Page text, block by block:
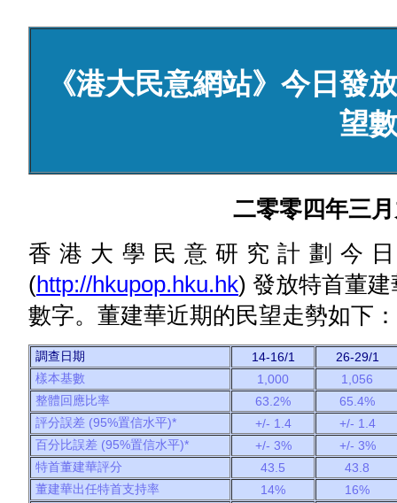
《港大民意網站》今日發
望
二零零四年三
香港大學民意研究計劃今
(http://hkupop.hku.hk) 發放特首董
數字。董建華近期的民望走勢如下：
調查日期 14-16/1
26-29/1
樣本基數
1,000
1,056
整體回應比率
63.2%
65.4%
評分誤差 (95%置信水平)*
+/- 1.4
+/- 1.4
百分比誤差 (95%置信水平)*
+/- 3%
+/- 3%
特首董建華評分
43.5
43.8
董建華出任特首支持率
14%
16%